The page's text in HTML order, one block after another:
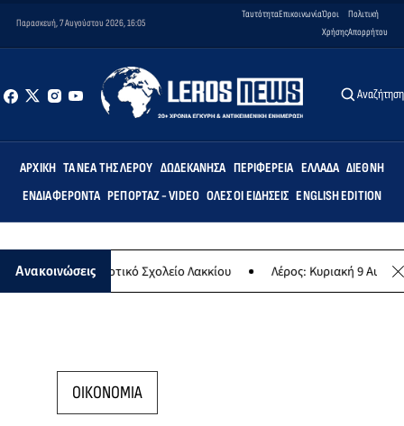
Παρασκευή, 7 Αυγούστου 2026, 16:05
ΤαυτότηταΕπικοινωνίαΌροι
Χρήσης
Πολιτική
Απορρήτου
Αναζήτηση
ΑΡΧΙΚΉ ΤΑ ΝΈΑ ΤΗΣ ΛΈΡΟΥ ΔΩΔΕΚΆΝΗΣΑ ΠΕΡΙΦΈΡΕΙΑ ΕΛΛΆΔΑ ΔΙΕΘΝΉ
ΕΝΔΙΑΦΈΡΟΝΤΑ ΡΕΠΟΡΤΆΖ - VIDEO ΌΛΕΣ ΟΙ ΕΙΔΉΣΕΙΣ ENGLISH EDITION
Ανακοινώσεις
στο Δημοτικό Σχολείο Λακκίου Λέρος: Κυριακή 9
ΟΙΚΟΝΟΜΙΑ